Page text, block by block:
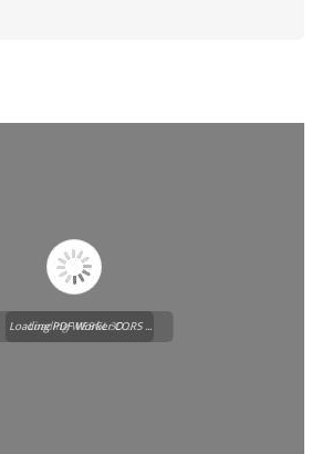
Loading WEBGL 3D ...
Loading PDF Worker CORS ...